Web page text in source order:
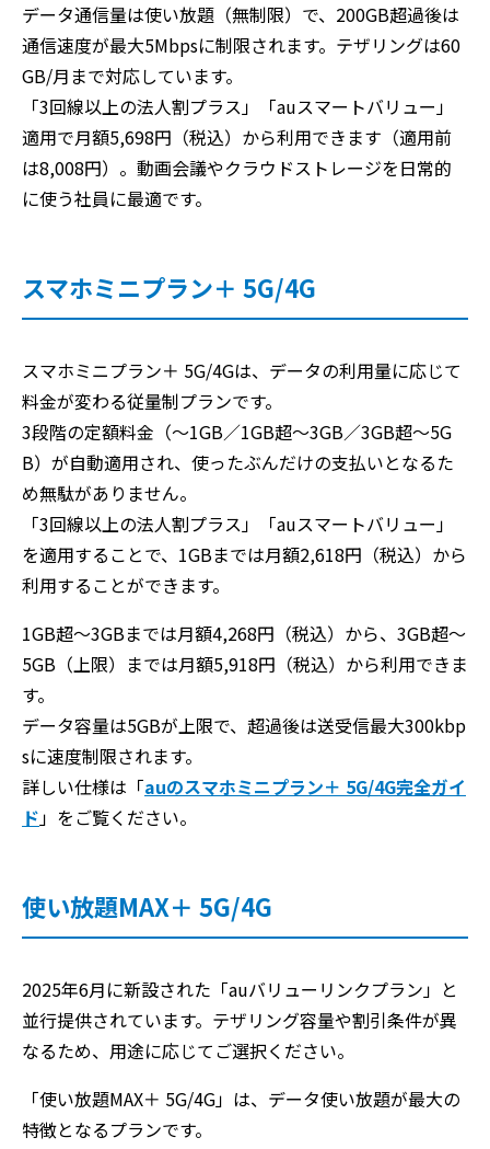
データ通信量は使い放題（無制限）で、200GB超過後は
通信速度が最大5Mbpsに制限されます。テザリングは60
GB/月まで対応しています。
「3回線以上の法人割プラス」「auスマートバリュー」
適用で月額5,698円（税込）から利用できます（適用前
は8,008円）。動画会議やクラウドストレージを日常的
に使う社員に最適です。
スマホミニプラン＋ 5G/4G
スマホミニプラン＋ 5G/4Gは、データの利用量に応じて
料金が変わる従量制プランです。
3段階の定額料金（〜1GB／1GB超〜3GB／3GB超〜5G
B）が自動適用され、使ったぶんだけの支払いとなるた
め無駄がありません。
「3回線以上の法人割プラス」「auスマートバリュー」
を適用することで、1GBまでは月額2,618円（税込）から
利用することができます。
1GB超〜3GBまでは月額4,268円（税込）から、3GB超〜
5GB（上限）までは月額5,918円（税込）から利用できま
す。
データ容量は5GBが上限で、超過後は送受信最大300kbp
sに速度制限されます。
詳しい仕様は「auのスマホミニプラン＋ 5G/4G完全ガイ
ド」をご覧ください。
使い放題MAX＋ 5G/4G
2025年6月に新設された「auバリューリンクプラン」と
並行提供されています。テザリング容量や割引条件が異
なるため、用途に応じてご選択ください。
「使い放題MAX＋ 5G/4G」は、データ使い放題が最大の
特徴となるプランです。